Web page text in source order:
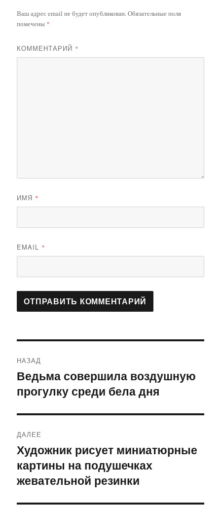
Ваш адрес email не будет опубликован.Обязательные поля
помечены *
КОММЕНТАРИЙ *
ИМЯ *
EMAIL *
по
записям
НАЗАД
Предыдущая
запись:
Ведьма совершила воздушную
прогулку среди бела дня
ДАЛЕЕ
Следующая
запись:
Художник рисует миниатюрные
картины на подушечках
жевательной резинки